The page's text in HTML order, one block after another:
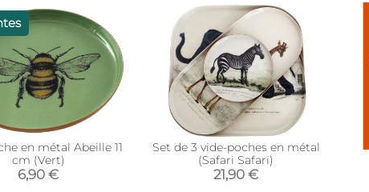
en métal Abeille 11
cm (Vert)
6,90 €
Set de 3 vide-poches en métal
(Safari Safari)
21,90 €